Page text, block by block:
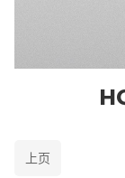
上页